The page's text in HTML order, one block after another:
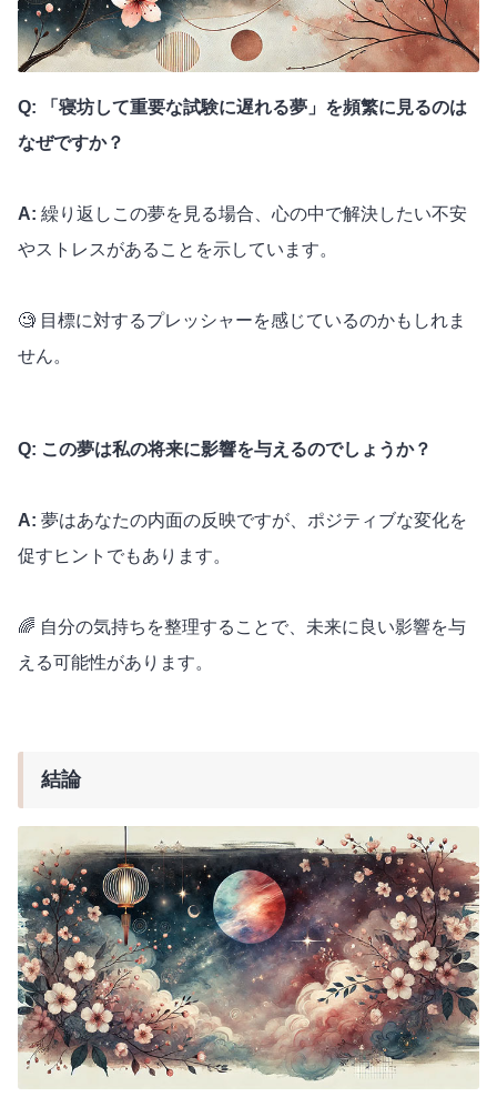
Q: 「寝坊して重要な試験に遅れる夢」を頻繁に見るのは
なぜですか？
A: 繰り返しこの夢を見る場合、心の中で解決したい不安
やストレスがあることを示しています。
🧐 目標に対するプレッシャーを感じているのかもしれま
せん。
Q: この夢は私の将来に影響を与えるのでしょうか？
A: 夢はあなたの内面の反映ですが、ポジティブな変化を
促すヒントでもあります。
🌈 自分の気持ちを整理することで、未来に良い影響を与
える可能性があります。
結論